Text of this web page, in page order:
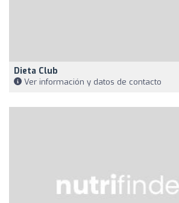
Dieta Club
Ver información y datos de contacto